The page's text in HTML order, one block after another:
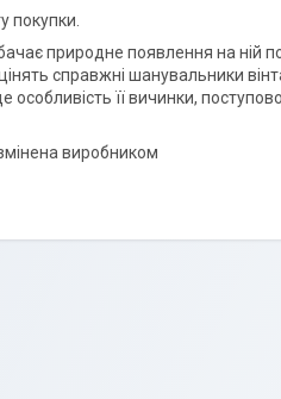
покупки.
природне появлення на ній
справжні шанувальники
особливість її вичинки,
виробником